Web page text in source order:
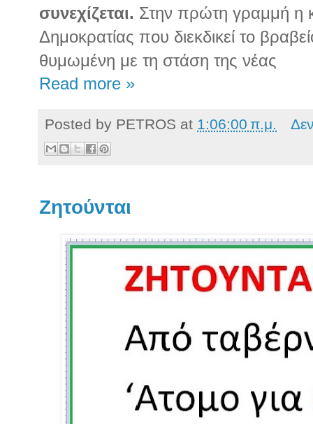
συνεχίζεται. Στην πρώτη γραμμή η
Δημοκρατίας που διεκδικεί το
θυμωμένη με τη στάση της νέας
Read more »
Posted by PETROS at 1:06:00 π.μ.
Ζητούνται